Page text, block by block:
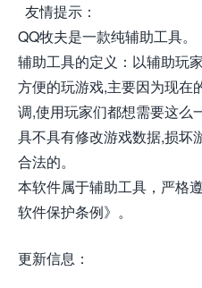
友情提示：
QQ牧夫是一款纯辅助工具。
辅助工具的定义：以辅助玩
方便的玩游戏,主要因为现在
调,使用玩家们都想需要这么
具不具有修改游戏数据,损坏
合法的。
本软件属于辅助工具，严格
软件保护条例》。
更新信息：